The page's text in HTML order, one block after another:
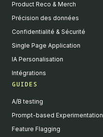
Product Reco & Merch
Précision des données
Confidentialité & Sécurité
Single Page Application
IA Personalisation
Intégrations
GUIDES
A/B testing
Prompt-based Experimentation
Feature Flagging